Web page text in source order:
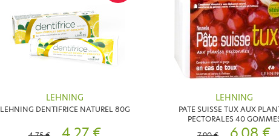
LEHNING
LEHNING DENTIFRICE NATUREL 80G
LEHNING
PATE SUISSE TUX AUX
PECTORALES 40